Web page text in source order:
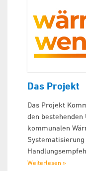
Das Projekt
Das Projekt
den
kommunalen
Weiterlesen »